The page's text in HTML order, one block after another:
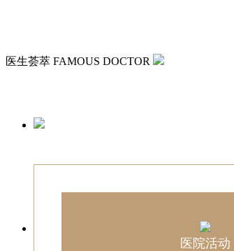
医生荟萃 FAMOUS DOCTOR
医院活动